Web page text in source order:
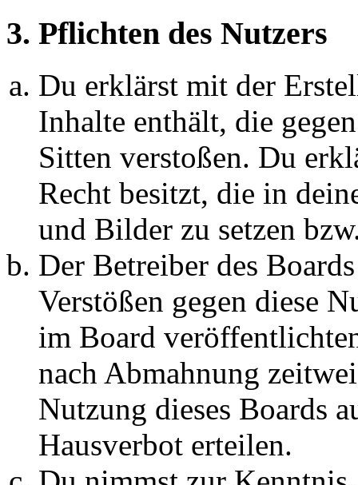
3. Pflichten des Nutzers
Du erklärst mit der
Inhalte enthält, die
Sitten verstoßen. Du
Recht besitzt, die in
und Bilder zu setzen
Der Betreiber des
Verstößen gegen diese
im Board
nach Abmahnung
Nutzung dieses Boards
Hausverbot erteilen.